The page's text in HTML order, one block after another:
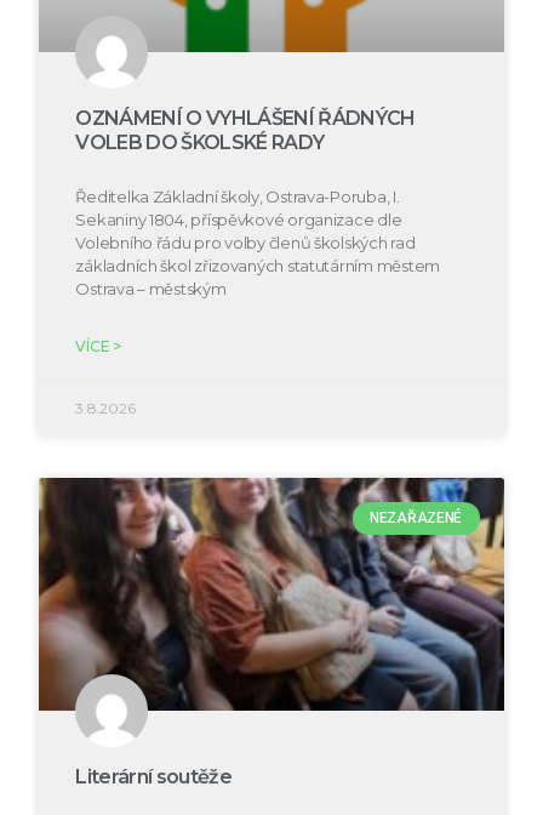
OZNÁMENÍ O VYHLÁŠENÍ ŘÁDNÝCH
VOLEB DO ŠKOLSKÉ RADY
Ředitelka Základní školy, Ostrava-Poruba, I.
Sekaniny 1804, příspěvkové organizace dle
Volebního řádu pro volby členů školských rad
základních škol zřizovaných statutárním městem
Ostrava – městským
VÍCE >
3.8.2026
NEZAŘAZENÉ
Literární soutěže